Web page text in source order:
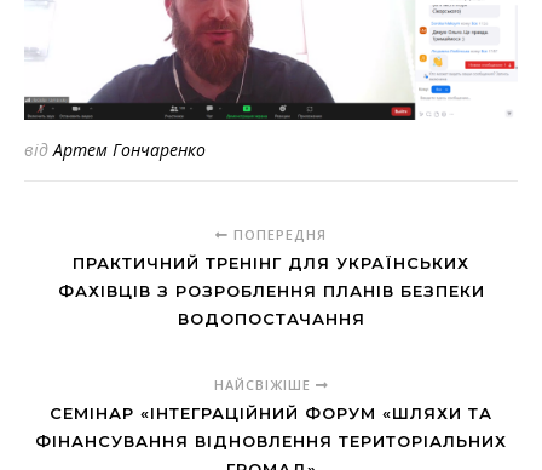
відАртем Гончаренко
ПОПЕРЕДНЯ
ПРАКТИЧНИЙ ТРЕНІНГ ДЛЯ УКРАЇНСЬКИХ
ФАХІВЦІВ З РОЗРОБЛЕННЯ ПЛАНІВ БЕЗПЕКИ
ВОДОПОСТАЧАННЯ
НАЙСВІЖІШЕ
СЕМІНАР «ІНТЕГРАЦІЙНИЙ ФОРУМ «ШЛЯХИ ТА
ФІНАНСУВАННЯ ВІДНОВЛЕННЯ ТЕРИТОРІАЛЬНИХ